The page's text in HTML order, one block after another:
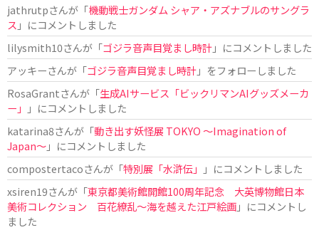
jathrutpさんが「機動戦士ガンダム シャア・アズナブルのサングラ
ス 」にコメントしました
lilysmith10さんが「ゴジラ音声目覚まし時計」にコメントしました
アッキーさんが「ゴジラ音声目覚まし時計」をフォローしました
RosaGrantさんが「生成AIサービス「ビックリマンAIグッズメーカ
ー」
」にコメントしました
katarina8さんが「動き出す妖怪展 TOKYO 〜Imagination of
Japan〜」にコメントしました
compostertacoさんが「特別展「水滸伝」
」にコメントしました
xsiren19さんが「東京都美術館開館100周年記念 大英博物館日本
美術コレクション 百花繚乱～海を越えた江戸絵画」にコメントし
ました